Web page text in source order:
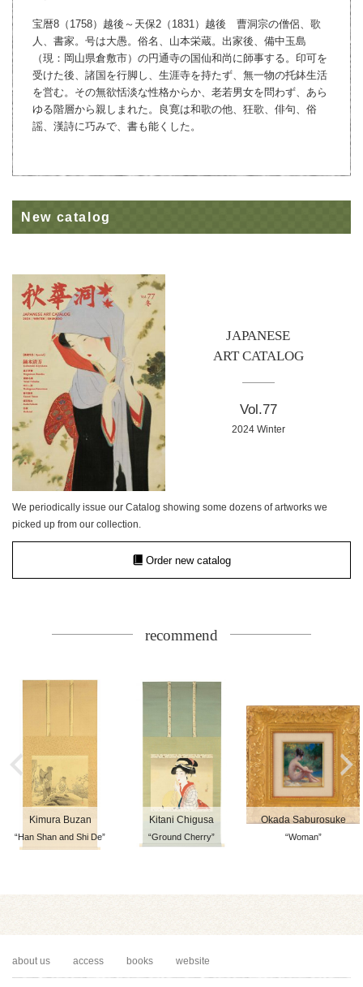
宝暦8（1758）越後～天保2（1831）越後 曹洞宗の僧侶、歌
人、書家。号は大愚。俗名、山本栄蔵。出家後、備中玉島
（現：岡山県倉敷市）の円通寺の国仙和尚に師事する。印可を
受けた後、諸国を行脚し、生涯寺を持たず、無一物の托鉢生活
を営む。その無欲恬淡な性格からか、老若男女を問わず、あら
ゆる階層から親しまれた。良寛は和歌の他、狂歌、俳句、俗
謡、漢詩に巧みで、書も能くした。
New catalog
JAPANESE
ART CATALOG
Vol.77
2024 Winter
We periodically issue our Catalog showing some dozens of artworks we
picked up from our collection.
Order new catalog
recommend
Kimura Buzan
“Han Shan and Shi De”
Kitani Chigusa
“Ground Cherry”
Okada Saburosuke
“Woman”
about us access books website